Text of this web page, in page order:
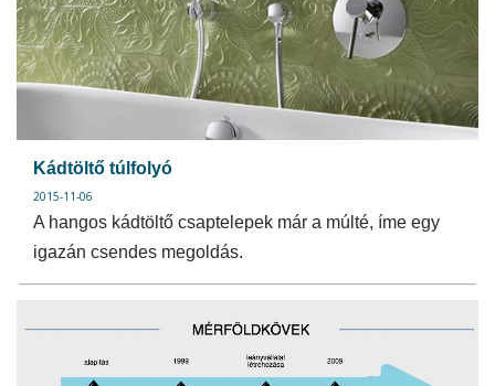
Kádtöltő túlfolyó
2015-11-06
A hangos kádtöltő csaptelepek már a múlté, íme egy
igazán csendes megoldás.